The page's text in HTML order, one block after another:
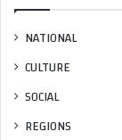
NATIONAL
CULTURE
SOCIAL
REGIONS